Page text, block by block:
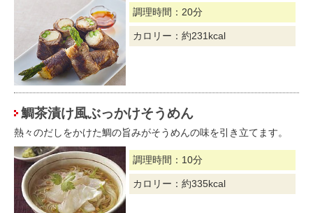
調理時間：20分
カロリー：約231kcal
鯛茶漬け風ぶっかけそうめん
熱々のだしをかけた鯛の旨みがそうめんの味を引き立てます。
調理時間：10分
カロリー：約335kcal